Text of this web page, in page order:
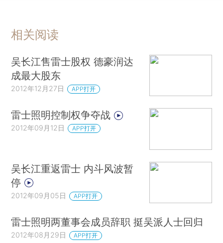
相关阅读
吴长江售雷士股权 德豪润达
成最大股东
2012年12月27日 APP打开
雷士照明控制权争夺战
2012年09月12日 APP打开
吴长江重返雷士 内斗风波暂
停
2012年09月05日 APP打开
雷士照明两董事会成员辞职 挺吴派人士回归
2012年08月29日 APP打开